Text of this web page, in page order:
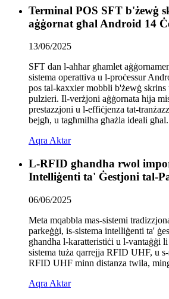
Terminal POS SFT b'żewġ
aġġornat għal Android 14
13/06/2025
SFT dan l-aħħar għamlet
sistema operattiva u l-proċessur
pos tal-kaxxier mobbli b'żewġ
pulzieri. Il-verżjoni aġġornata hija
prestazzjoni u l-effiċjenza tat-
bejgħ, u tagħmilha għażla ideali
Aqra Aktar
L-RFID għandha rwol
Intelliġenti ta' Ġestjoni tal-
06/06/2025
Meta mqabbla mas-sistemi
parkeġġi, is-sistema intelliġenti ta'
għandha l-karatteristiċi u l-vantaġġi
sistema tuża qarrejja RFID UHF, u
RFID UHF minn distanza twila,
Aqra Aktar